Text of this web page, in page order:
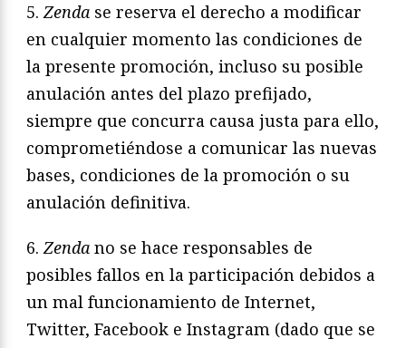
5.Zenda se reserva el derecho a modificar
en cualquier momento las condiciones de
la presente promoción, incluso su posible
anulación antes del plazo prefijado,
siempre que concurra causa justa para ello,
comprometiéndose a comunicar las nuevas
bases, condiciones de la promoción o su
anulación definitiva.
6.Zenda no se hace responsables de
posibles fallos en la participación debidos a
un mal funcionamiento de Internet,
Twitter, Facebook e Instagram (dado que se